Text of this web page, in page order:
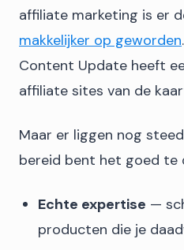
affiliate marketing is er
makkelijker op geworden
Content Update heeft
affiliate sites van de
Maar er liggen nog
bereid bent het goed te
Echte expertise —
producten die je